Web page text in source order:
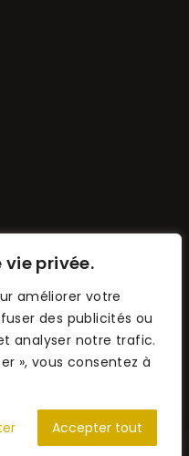
privée.
améliorer votre
des publicités ou
analyser notre trafic.
», vous consentez à
Accepter tout
droits réservés.